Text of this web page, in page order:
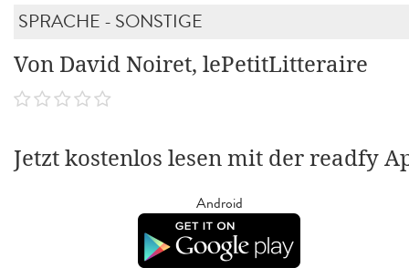
SPRACHE - SONSTIGE
Von David Noiret, lePetitLitteraire
Jetzt kostenlos lesen mit der readfy
Android